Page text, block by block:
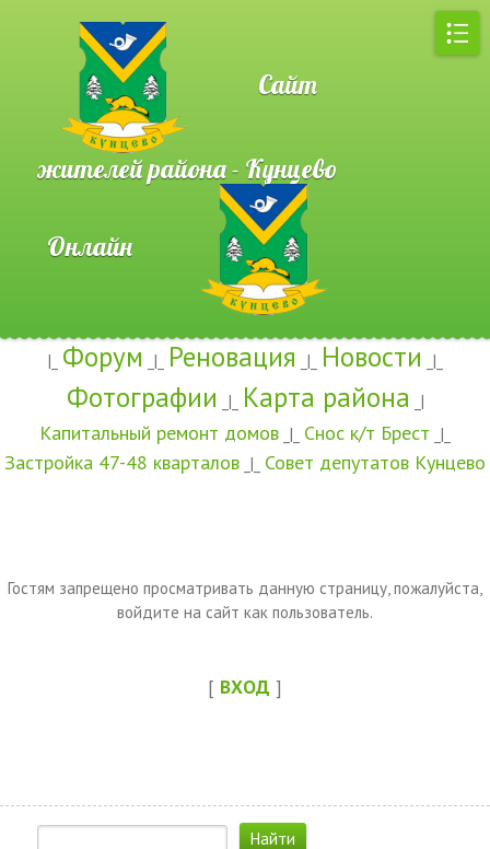
Сайт
жителей района - Кунцево
Онлайн
|_ Форум _|_ Реновация _|_ Новости _|_
Фотографии _|_ Карта района _|
Капитальный ремонт домов _|_ Снос к/т Брест _|_
Застройка 47-48 кварталов _|_ Совет депутатов Кунцево
Гостям запрещено просматривать данную страницу, пожалуйста,
войдите на сайт как пользователь.
[ ВХОД ]